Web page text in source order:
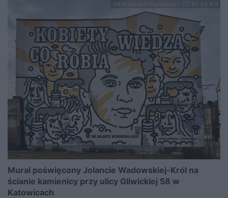
fot.Krzysztof Popławski / CC BY-SA 4.0
Mural poświęcony Jolancie Wadowskiej-Król na
ścianie kamienicy przy ulicy Gliwickiej 58 w
Katowicach